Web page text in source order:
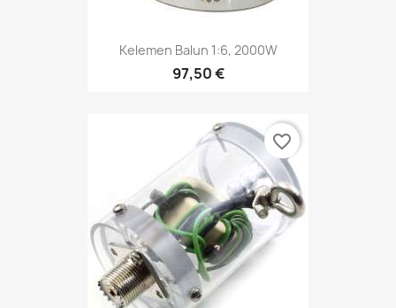
Kelemen Balun 1:6, 2000W
97,50 €
favorite_border